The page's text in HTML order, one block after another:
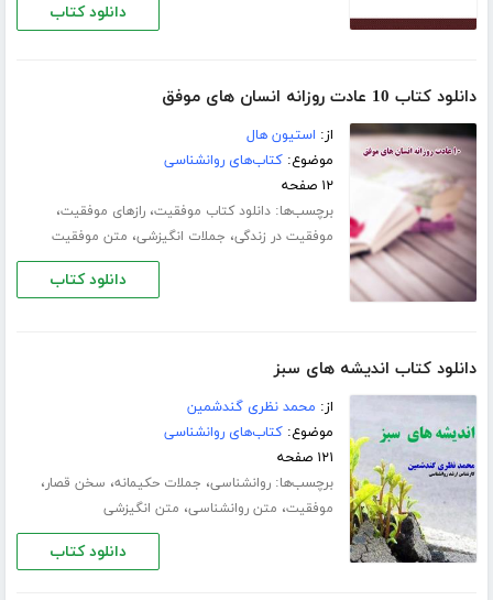
دانلود کتاب
دانلود کتاب 10 عادت روزانه انسان های موفق
از: استیون هال
موضوع:کتاب‌های روانشناسی
۱۲ صفحه
برچسب‌ها:دانلود کتاب موفقیت،رازهای موفقیت،
موفقیت در زندگی، جملات انگیزشی، متن موفقیت
دانلود کتاب
دانلود کتاب اندیشه های سبز
از: محمد نظری گندشمین
موضوع:کتاب‌های روانشناسی
۱۲۱ صفحه
برچسب‌ها:روانشناسی، جملات حکیمانه، سخن قصار،
موفقیت، متن روانشناسی، متن انگیزشی
دانلود کتاب